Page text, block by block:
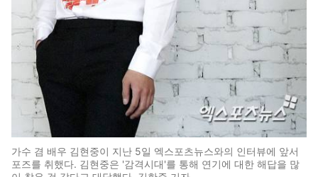
가수 겸 배우 김현중이 지난 5일 엑스포츠뉴스와의 인터뷰에 앞서
포즈를 취했다. 김현중은 '감격시대'를 통해 연기에 대한 해답을 많